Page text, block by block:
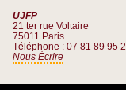
UJFP
21 ter rue Voltaire
75011 Paris
Téléphone : 07 81 89 95
Nous Écrire